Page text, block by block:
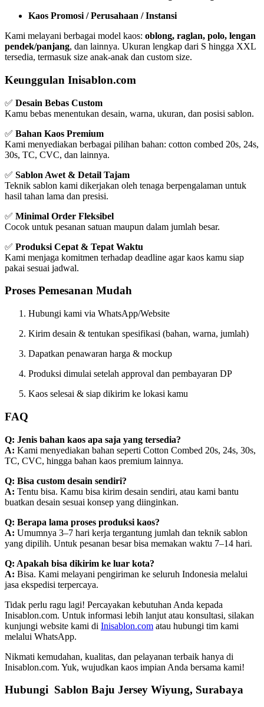
Kaos Promosi / Perusahaan / Instansi
Kami melayani berbagai model kaos: oblong, raglan, polo, lengan
pendek/panjang, dan lainnya. Ukuran lengkap dari S hingga XXL
tersedia, termasuk size anak-anak dan custom size.
Keunggulan Inisablon.com
✅ Desain Bebas Custom
Kamu bebas menentukan desain, warna, ukuran, dan posisi sablon.
✅ Bahan Kaos Premium
Kami menyediakan berbagai pilihan bahan: cotton combed 20s, 24s,
30s, TC, CVC, dan lainnya.
✅ Sablon Awet & Detail Tajam
Teknik sablon kami dikerjakan oleh tenaga berpengalaman untuk
hasil tahan lama dan presisi.
✅ Minimal Order Fleksibel
Cocok untuk pesanan satuan maupun dalam jumlah besar.
✅ Produksi Cepat & Tepat Waktu
Kami menjaga komitmen terhadap deadline agar kaos kamu siap
pakai sesuai jadwal.
Proses Pemesanan Mudah
Hubungi kami via WhatsApp/Website
Kirim desain & tentukan spesifikasi (bahan, warna, jumlah)
Dapatkan penawaran harga & mockup
Produksi dimulai setelah approval dan pembayaran DP
Kaos selesai & siap dikirim ke lokasi kamu
FAQ
Q: Jenis bahan kaos apa saja yang tersedia?
A: Kami menyediakan bahan seperti Cotton Combed 20s, 24s, 30s,
TC, CVC, hingga bahan kaos premium lainnya.
Q: Bisa custom desain sendiri?
A: Tentu bisa. Kamu bisa kirim desain sendiri, atau kami bantu
buatkan desain sesuai konsep yang diinginkan.
Q: Berapa lama proses produksi kaos?
A: Umumnya 3–7 hari kerja tergantung jumlah dan teknik sablon
yang dipilih. Untuk pesanan besar bisa memakan waktu 7–14 hari.
Q: Apakah bisa dikirim ke luar kota?
A: Bisa. Kami melayani pengiriman ke seluruh Indonesia melalui
jasa ekspedisi terpercaya.
Tidak perlu ragu lagi! Percayakan kebutuhan Anda kepada
Inisablon.com. Untuk informasi lebih lanjut atau konsultasi, silakan
kunjungi website kami di Inisablon.com atau hubungi tim kami
melalui WhatsApp.
Nikmati kemudahan, kualitas, dan pelayanan terbaik hanya di
Inisablon.com. Yuk, wujudkan kaos impian Anda bersama kami!
Hubungi Sablon Baju Jersey Wiyung, Surabaya